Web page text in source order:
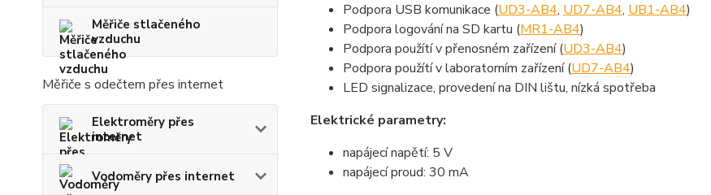
Měřiče stlačeného
vzduchu
Měřiče s odečtem přes internet
Elektroměry přes
internet
Vodoměry přes internet
Podpora USB komunikace (UD3-AB4, UD7-AB4, UB1-AB4)
Podpora logování na SD kartu (MR1-AB4)
Podpora použítí v přenosném zařízení (UD3-AB4)
Podpora použítí v laboratorním zařízení (UD7-AB4)
LED signalizace, provedení na DIN lištu, nízká spotřeba
Elektrické parametry:
napájecí napětí: 5 V
napájecí proud: 30 mA